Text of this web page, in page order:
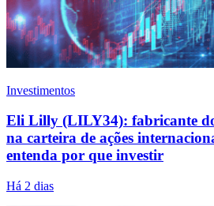
Investimentos
Eli Lilly (LILY34): fabricante
na carteira de ações
entenda por que investir
Há 2 dias